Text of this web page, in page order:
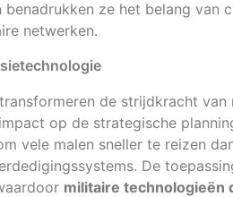
ze het belang van
netwerken.
de strijdkracht van
op de strategische
vele malen sneller te reizen
De
militaire technologieën